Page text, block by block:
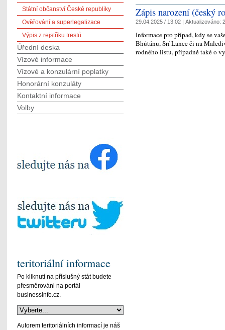
Zápis narození (český
29.04.2025 / 13:02 | Aktualizováno:
Informace pro případ, kdy se
Bhútánu, Srí Lance či na
rodného listu, případně také o
Státní občanství České republiky
Ověřování a superlegalizace
Výpis z rejstříku trestů
Úřední deska
Vízové informace
Vízové a konzulární poplatky
Honorární konzuláty
Kontaktní informace
Volby
teritoriální informace
Po kliknutí na příslušný stát budete
přesměrováni na portál
businessinfo.cz.
Autorem teritoriálních informací je náš